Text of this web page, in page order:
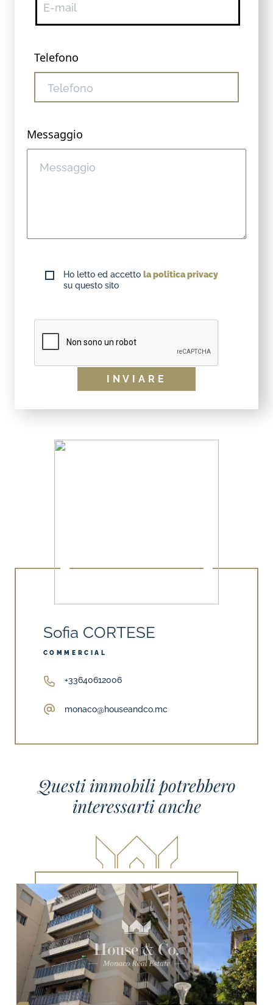
Telefono
Messaggio
Ho letto ed accetto la politica privacy
su questo sito
Sofia CORTESE
COMMERCIAL
+33640612006
monaco@houseandco.mc
Questi immobili potrebbero
interessarti anche